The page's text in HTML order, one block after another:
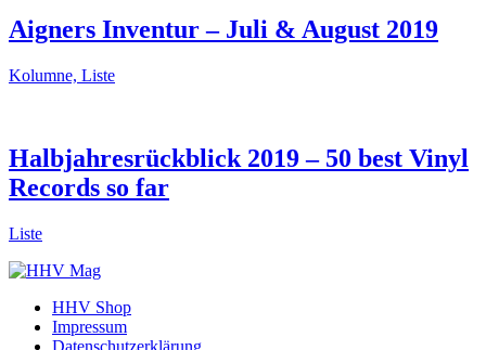
Aigners Inventur – Juli & August 2019
Kolumne, Liste
Halbjahresrückblick 2019 – 50 best Vinyl
Records so far
Liste
HHV Shop
Impressum